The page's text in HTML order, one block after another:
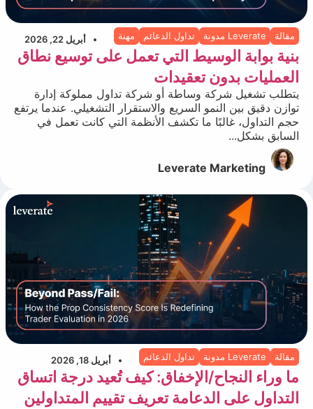
مقالة Leverate مدونة تداول الدعائم مهنة أبريل 22, 2026
بنية بوابة الوسيط التي تعمل على توسيع نطاق
العمليات بدون تعقيدات
يتطلب تشغيل شركة وساطة أو شركة تداول مملوكة إدارة
توازن دقيق بين النمو السريع والاستقرار التشغيلي. عندما يرتفع
حجم التداول، غالبًا ما تكشف الأنظمة التي كانت تعمل في
السابق بشكل...
Leverate Marketing
مقالة Leverate مدونة تداول الدعائم أبريل 18, 2026
ما وراء النجاح/الإخفاق: كيف تُعيد درجة اتساق
التداول على الدعامة تعريف تقييم المتداولين